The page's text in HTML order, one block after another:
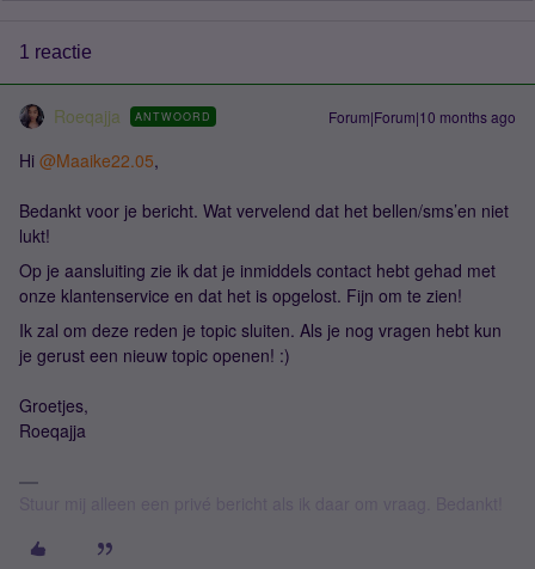
1 reactie
Roeqajja ANTWOORD Forum|Forum|10 months ago
Hi ​ @Maaike22.05,
Bedankt voor je bericht. Wat vervelend dat het bellen/sms’en niet
lukt!
Op je aansluiting zie ik dat je inmiddels contact hebt gehad met
onze klantenservice en dat het is opgelost. Fijn om te zien!
Ik zal om deze reden je topic sluiten. Als je nog vragen hebt kun
je gerust een nieuw topic openen! :)
Groetjes,
Roeqajja